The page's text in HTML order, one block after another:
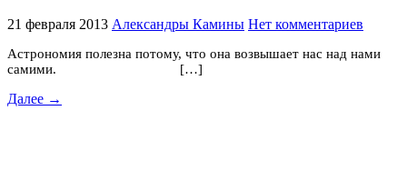
21 февраля 2013 Александры Камины Нет комментариев
Астрономия полезна потому, что она возвышает нас над нами
самими. […]
Далее →